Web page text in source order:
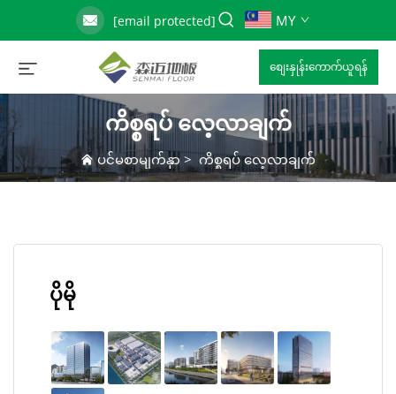
[email protected] MY
စျေးနှုန်းကောက်ယူရန်
ကိစ္စရပ် လေ့လာချက်
ပင်မစာမျက်နှာ > ကိစ္စရပ် လေ့လာချက်
ပိုမို